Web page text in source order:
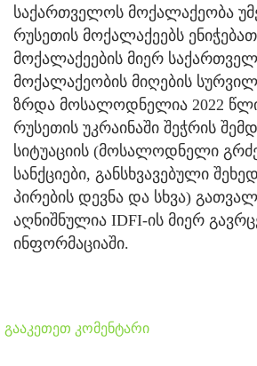
საქართველოს მოქალაქეობა
რუსეთის მოქალაქეებს
მოქალაქეების მიერ
მოქალაქეობის მიღების
ზრდა მოსალოდნელია 2022
რუსეთის უკრაინაში შეჭრის
სიტუაციის (მოსალოდნელი
სანქციები, განსხვავებული
პირების დევნა და სხვა)
აღნიშნულია IDFI-ის მიერ
ინფორმაციაში.
გააკეთეთ კომენტარი